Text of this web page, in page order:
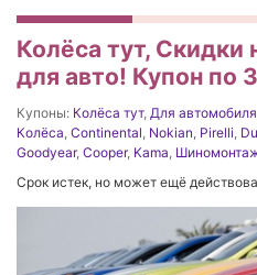
Колёса тут, Скидки
для авто! Купон по
Купоны: Колёса тут, Для автомобиля
Колёса, Continental, Nokian, Pirelli,
Goodyear, Cooper, Kama,
Срок истек, но может ещё